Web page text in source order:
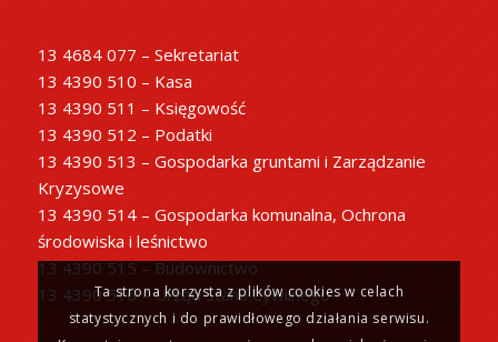
13 4684 077 – Sekretariat
13 4390 510 – Kasa
13 4390 511 – Księgowość
13 4390 512 – Podatki
13 4390 513 – Gospodarka gruntami i Zarządzanie
Kryzysowe
13 4390 514 – Gospodarka komunalna, Ochrona
środowiska i leśnictwo
13 4390 515 – Budownictwo
13 4390 516 – Urząd Stanu Cywilnego
Ta strona korzysta z plików cookies w celach
statystycznych i do prawidłowego działania serwisu.